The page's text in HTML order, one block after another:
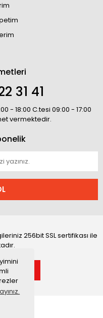
31 41
- 18:00 C.tesi 09:00 - 17:00
vermektedir.
256bit SSL sertifikası ile